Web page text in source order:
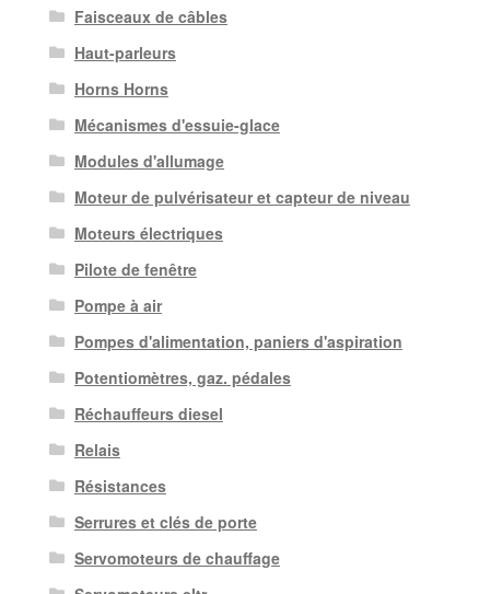
Faisceaux de câbles
Haut-parleurs
Horns Horns
Mécanismes d'essuie-glace
Modules d'allumage
Moteur de pulvérisateur et capteur de niveau
Moteurs électriques
Pilote de fenêtre
Pompe à air
Pompes d'alimentation, paniers d'aspiration
Potentiomètres, gaz. pédales
Réchauffeurs diesel
Relais
Résistances
Serrures et clés de porte
Servomoteurs de chauffage